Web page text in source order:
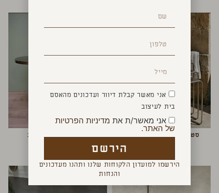
סט שולחנות LINEA STEEL שולחנות צד קצה זהב
אני מאשר קבלת דיוור ועדכונים מהאסם
בית לעיצוב
אני מאשר/ת את מדיניות הפרטיות
של האתר.
הירשם
הירשמו למועדון הלקוחות שלנו ותהנו מעדכונים
והנחות